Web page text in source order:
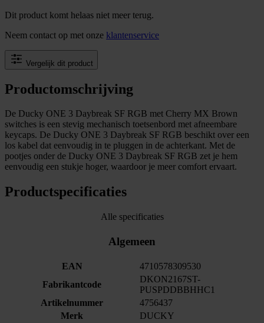
Dit product komt helaas niet meer terug.
Neem contact op met onze klantenservice
Vergelijk dit product
Productomschrijving
De Ducky ONE 3 Daybreak SF RGB met Cherry MX Brown
switches is een stevig mechanisch toetsenbord met afneembare
keycaps. De Ducky ONE 3 Daybreak SF RGB beschikt over een
los kabel dat eenvoudig in te pluggen in de achterkant. Met de
pootjes onder de Ducky ONE 3 Daybreak SF RGB zet je hem
eenvoudig een stukje hoger, waardoor je meer comfort ervaart.
Productspecificaties
Alle specificaties
Algemeen
EAN
4710578309530
Fabrikantcode
DKON2167ST-
PUSPDDBBHHC1
Artikelnummer
4756437
Merk
DUCKY